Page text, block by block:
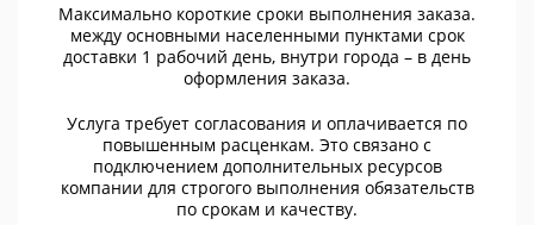
Максимально короткие сроки выполнения заказа.
между основными населенными пунктами срок
доставки 1 рабочий день, внутри города – в день
оформления заказа.
Услуга требует согласования и оплачивается по
повышенным расценкам. Это связано с
подключением дополнительных ресурсов
компании для строгого выполнения обязательств
по срокам и качеству.